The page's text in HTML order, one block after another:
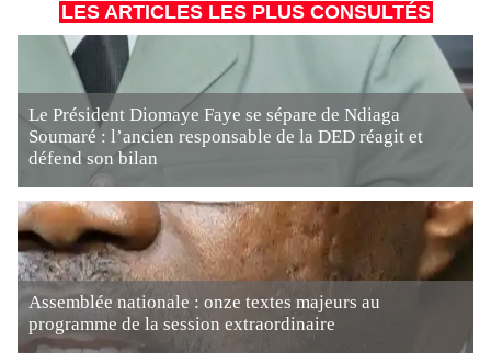
LES ARTICLES LES PLUS CONSULTÉS
Le Président Diomaye Faye se sépare de Ndiaga
Soumaré : l’ancien responsable de la DED réagit et
défend son bilan
Assemblée nationale : onze textes majeurs au
programme de la session extraordinaire